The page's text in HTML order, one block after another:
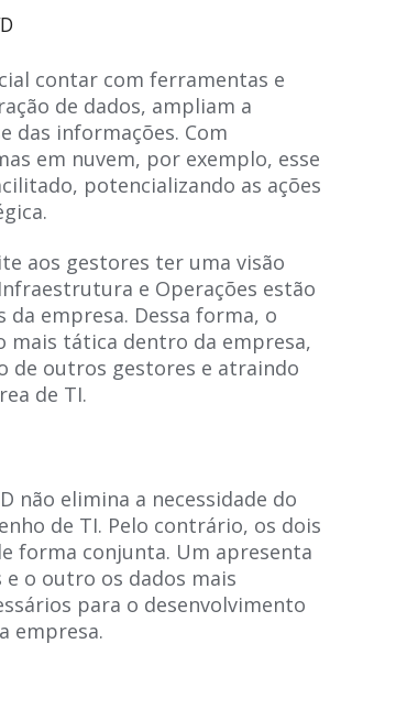
contar com ferramentas e
de dados, ampliam a
das informações. Com
em nuvem, por exemplo, esse
potencializando as ações
aos gestores ter uma visão
e Operações estão
empresa. Dessa forma, o
mais tática dentro da empresa,
de outros gestores e atraindo
de TI.
não elimina a necessidade do
de TI. Pelo contrário, os dois
forma conjunta. Um apresenta
o outro os dados mais
para o desenvolvimento
empresa.